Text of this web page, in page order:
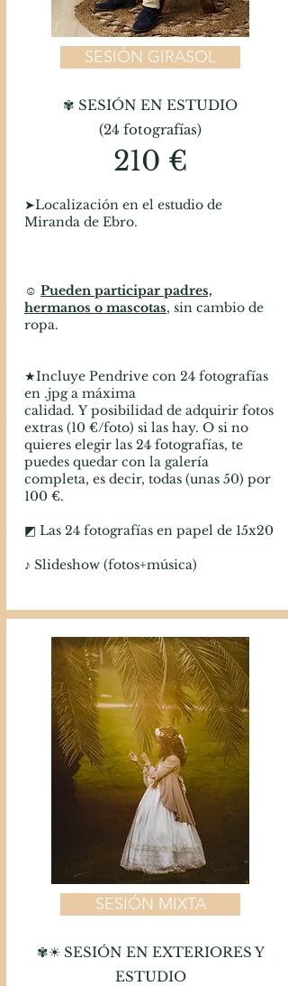
SESIÓN GIRASOL
✾ SESIÓN EN ESTUDIO
(24 fotografías)
210 €
​➤Localización en el estudio de
Miranda de Ebro.
☺ Pueden participar padres,
hermanos o mascotas, sin cambio de
ropa.
★Incluye Pendrive con 24 fotografías
en .jpg a máxima
calidad. Yposibilidad de adquirir fotos
extras (10 €/foto) si las hay. O si no
quieres elegir las 24 fotografías, te
puedes quedar con la galería
completa, es decir, todas (unas 50) por
100 €.
◩ Las 24 fotografías en papel de 15x20
♪ Slideshow (fotos+música)
SESIÓN MIXTA
✾☀SESIÓN EN EXTERIORES Y
ESTUDIO